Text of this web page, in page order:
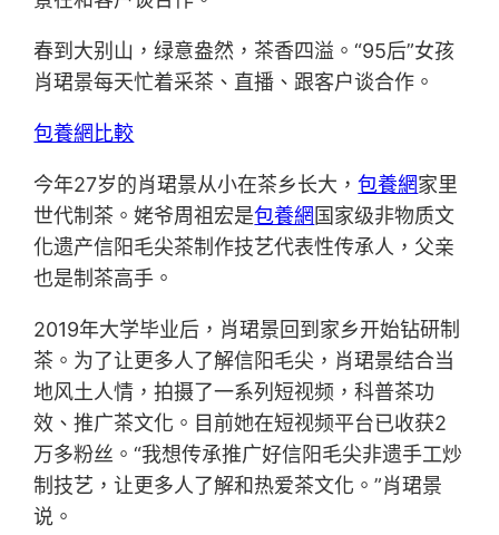
春到大别山，绿意盎然，茶香四溢。“95后”女孩
肖珺景每天忙着采茶、直播、跟客户谈合作。
包養網比較
今年27岁的肖珺景从小在茶乡长大，包養網家里
世代制茶。姥爷周祖宏是包養網 国家级非物质文
化遗产信阳毛尖茶制作技艺代表性传承人，父亲
也是制茶高手。
2019年大学毕业后，肖珺景回到家乡开始钻研制
茶。为了让更多人了解信阳毛尖，肖珺景结合当
地风土人情，拍摄了一系列短视频，科普茶功
效、推广茶文化。目前她在短视频平台已收获2
万多粉丝。“我想传承推广好信阳毛尖非遗手工炒
制技艺，让更多人了解和热爱茶文化。”肖珺景
说。